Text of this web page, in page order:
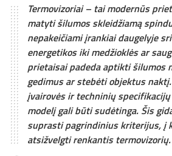
Termovizoriai – tai modernūs
matyti šilumos skleidžiamą
nepakeičiami įrankiai daugelyje
energetikos iki medžioklės ar
prietaisai padeda aptikti šilumos
gedimus ar stebėti objektus
įvairovės ir techninių
modelį gali būti sudėtinga. Šis
suprasti pagrindinius kriterijus, į
atsižvelgti renkantis termovizorių.